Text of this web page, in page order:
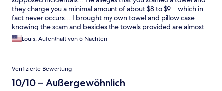
they charge you a minimal amount of about $8 to $9... which in
fact never occurs... I brought my own towel and pillow case
knowing the scam and besides the towels provided are almost
like sandpaper and too small... He now claims the same scam... I
am disputing on my credit card... I wont go back... scammer
Louis, Aufenthalt von 5 Nächten
Verifizierte Bewertung
10/10 – Außergewöhnlich